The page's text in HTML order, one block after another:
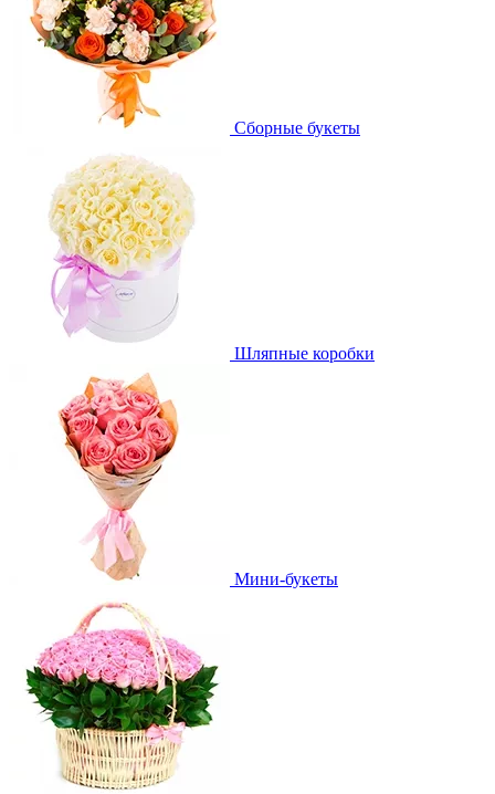
Сборные букеты
Шляпные коробки
Мини-букеты